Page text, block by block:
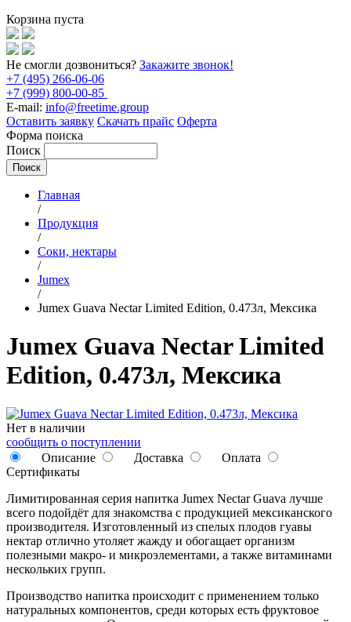
Корзина пуста
Не смогли дозвониться? Закажите звонок!
+7 (495) 266-06-06
+7 (999) 800-00-85
E-mail: info@freetime.group
Оставить заявку Скачать прайс Оферта
Форма поиска
Поиск
Главная
/
Продукция
/
Соки, нектары
/
Jumex
/
Jumex Guava Nectar Limited Edition, 0.473л, Мексика
Jumex Guava Nectar Limited
Edition, 0.473л, Мексика
Нет в наличии
сообщить о поступлении
Описание
Доставка
Оплата
Сертификаты
Лимитированная серия напитка Jumex Nectar Guava лучше
всего подойдёт для знакомства с продукцией мексиканского
производителя. Изготовленный из спелых плодов гуавы
нектар отлично утоляет жажду и обогащает организм
полезными макро- и микроэлементами, а также витаминами
нескольких групп.
Производство напитка происходит с применением только
натуральных компонентов, среди которых есть фруктовое